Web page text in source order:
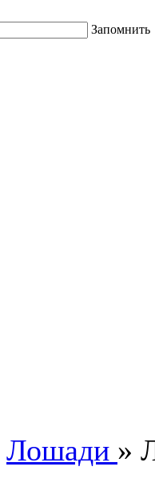
Запомнить
Лошади »